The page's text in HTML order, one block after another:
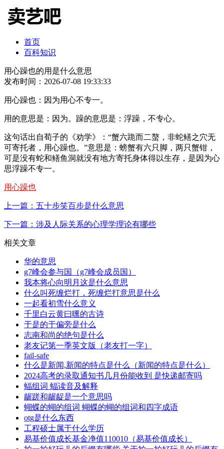
首页
百科知识
用心躁也的用是什么意思
发布时间：2026-07-08 19:33:33
用心躁也：因为用心不专一。
用的意思是：因为。躁的意思是：浮躁，不专心。
这句话出自荀子的《劝学》：“蟹六跪而二螯，非蛇鳝之穴无
可寄托者，用心躁也。”意思是：螃蟹有六只脚，两只蟹钳，
可是没有蛇和鳝鱼洞就没有地方寄托身体得以生存，是因为心
思浮躁不专一。
用心躁也
上一篇：五十步笑百步是什么意思
下一篇：涉及人际关系的心理学理论有哪些
相关文章
华的意思
g7峰会参与国（g7峰会成员国）
我本将心向明月这是什么意思
什么叫死缠烂打，死缠烂打意思是什么
一起看初雪什么意义
千里白云黄曰曛的古诗
于是的于偏旁是什么
志南和尚的绝句是什么
老友记第一季英文版（老友打一字）
fail-safe
什么是新闻,新闻的特点是什么（新闻的特点是什么）
2024高考的录取通知书几月份能收到 是快递邮寄吗
蝠组词 蝠读音及解释
龌蹉和龌龊是一个意思吗
蝴蝶的蝴的组词 蝴蝶的蝴的组词和四字成语
otg是什么东西
工程硕士属于什么学历
易基价值成长基金净值110010（易基价值成长）